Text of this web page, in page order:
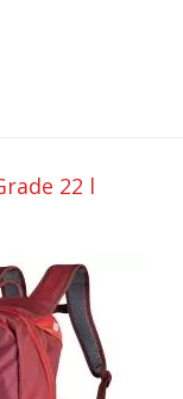
22 l